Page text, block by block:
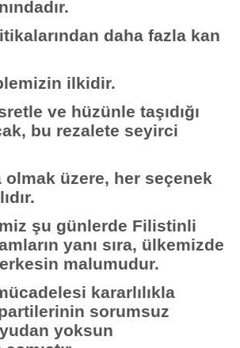
daha fazla kan
ilkidir.
ve hüzünle taşıdığı
bu rezalete seyirci
üzere, her seçenek
şu günlerde Filistinli
yanı sıra, ülkemizde
malumudur.
kararlılıkla
sorumsuz
yoksun